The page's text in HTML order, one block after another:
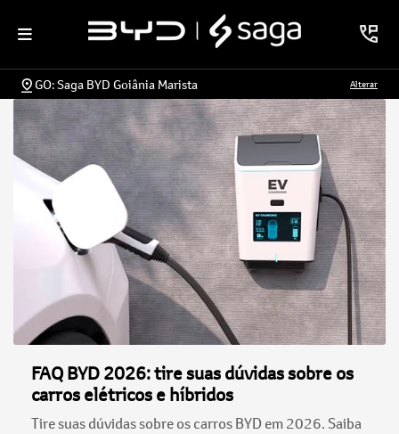
GO: Saga BYD Goiânia Marista Alterar
FAQ BYD 2026: tire suas dúvidas sobre os
carros elétricos e híbridos
Tire suas dúvidas sobre os carros BYD em 2026. Saiba